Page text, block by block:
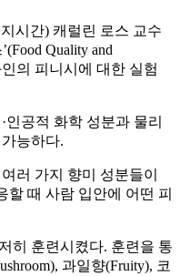
시간) 캐럴린 로스 교수
Quality and
의 피니시에 대한 실험
공적 화학 성분과 물리
능하다.
러 가지 향미 성분들이
할 때 사람 입안에 어떤 피
히 훈련시켰다. 훈련을 통
과일향(Fruity), 코